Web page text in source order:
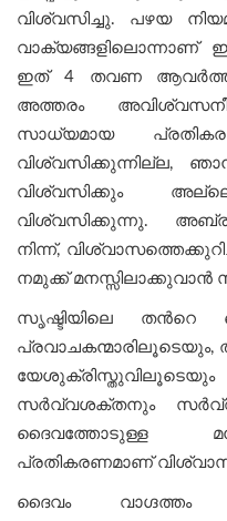
വിശ്വസിച്ചു. പഴയ
വാക്യങ്ങളിലൊന്നാണ്
ഇത് 4 തവണ
അത്തരം
സാധ്യമായ
വിശ്വസിക്കും
വിശ്വസിക്കുന്നു.
നിന്ന്,
നമുക്ക് മനസ്സിലാക്കുവാന്‍
സൃഷ്ടിയിലെ തന്‍റെ
സർവ്വശക്തനും
ദൈവത്തോടുള്ള
പ്രതികരണമാണ്
ദൈവം വാഗ്ദത്തം